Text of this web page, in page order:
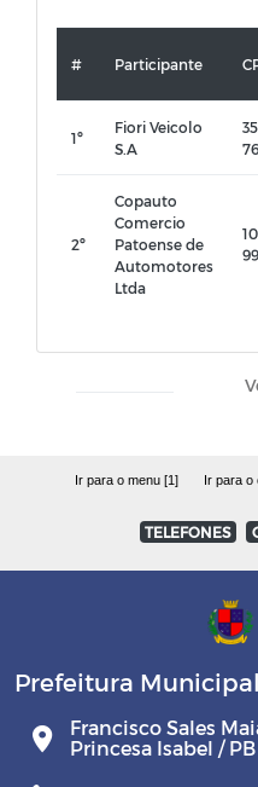
# Participante
1º
Fiori Veicolo
S.A
76
2º
Copauto
Comercio
Patoense de
Automotores
Ltda
99
Ir para o menu [1] Ir para o
TELEFONES
Prefeitura
Francisco Sales
Princesa Isabel /